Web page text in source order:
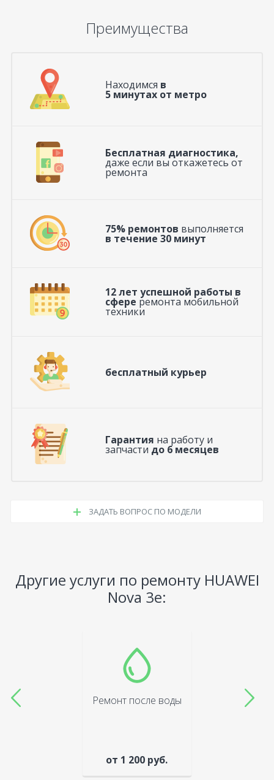
Преимущества
Находимся в
5 минутах от метро
Бесплатная диагностика,
даже если вы откажетесь от
ремонта
75% ремонтов выполняется
в течение 30 минут
12 лет успешной работы в
сфере ремонта мобильной
техники
бесплатный курьер
Гарантия на работу и
запчасти до 6 месяцев
ЗАДАТЬ ВОПРОС ПО МОДЕЛИ
Другие услуги по ремонту HUAWEI
Nova 3e:
Ремонт после воды
от 1 200 руб.